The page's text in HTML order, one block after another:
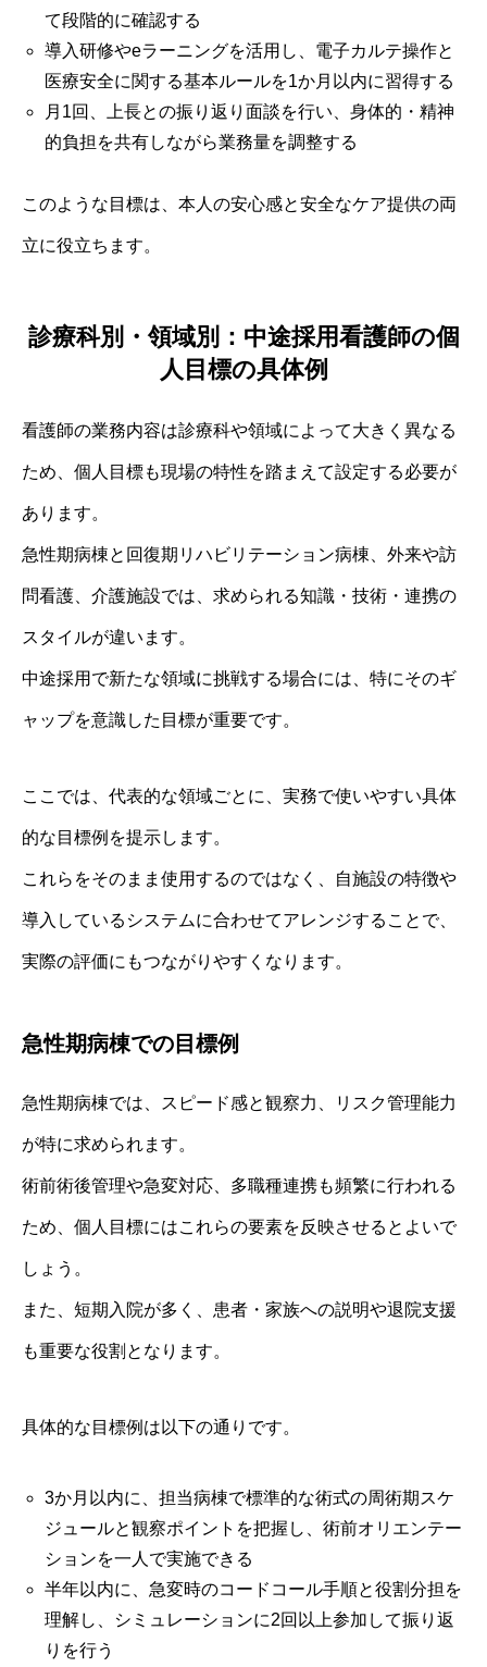
て段階的に確認する
導入研修やeラーニングを活用し、電子カルテ操作と
医療安全に関する基本ルールを1か月以内に習得する
月1回、上長との振り返り面談を行い、身体的・精神
的負担を共有しながら業務量を調整する
このような目標は、本人の安心感と安全なケア提供の両
立に役立ちます。
診療科別・領域別：中途採用看護師の個
人目標の具体例
看護師の業務内容は診療科や領域によって大きく異なる
ため、個人目標も現場の特性を踏まえて設定する必要が
あります。
急性期病棟と回復期リハビリテーション病棟、外来や訪
問看護、介護施設では、求められる知識・技術・連携の
スタイルが違います。
中途採用で新たな領域に挑戦する場合には、特にそのギ
ャップを意識した目標が重要です。
ここでは、代表的な領域ごとに、実務で使いやすい具体
的な目標例を提示します。
これらをそのまま使用するのではなく、自施設の特徴や
導入しているシステムに合わせてアレンジすることで、
実際の評価にもつながりやすくなります。
急性期病棟での目標例
急性期病棟では、スピード感と観察力、リスク管理能力
が特に求められます。
術前術後管理や急変対応、多職種連携も頻繁に行われる
ため、個人目標にはこれらの要素を反映させるとよいで
しょう。
また、短期入院が多く、患者・家族への説明や退院支援
も重要な役割となります。
具体的な目標例は以下の通りです。
3か月以内に、担当病棟で標準的な術式の周術期スケ
ジュールと観察ポイントを把握し、術前オリエンテー
ションを一人で実施できる
半年以内に、急変時のコードコール手順と役割分担を
理解し、シミュレーションに2回以上参加して振り返
りを行う